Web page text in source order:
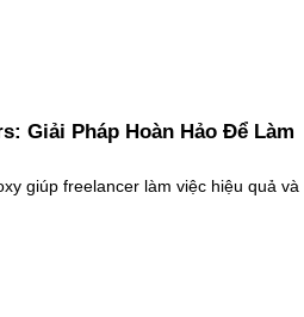
Giải Pháp Hoàn Hảo Để Làm
giúp freelancer làm việc hiệu quả và